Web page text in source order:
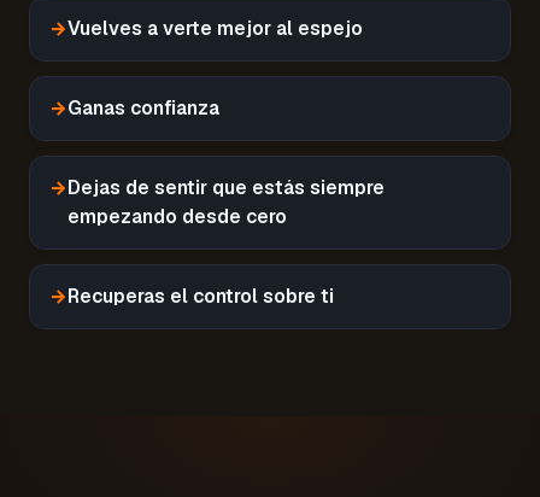
→Vuelves a verte mejor al espejo
→Ganas confianza
→Dejas de sentir que estás siempre
empezando desde cero
→Recuperas el control sobre ti